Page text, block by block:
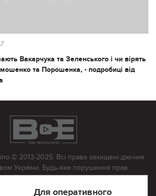
Вакарчука та Зеленського і чи вірять
та Порошенка, - подробиці від
Для оперативного
© 2013-2025. Всі права захищені діючим
України. Будь-яке порушення прав
судовому порядку. Будь-яке відтворення
тільки з письмово дозволу редакції.